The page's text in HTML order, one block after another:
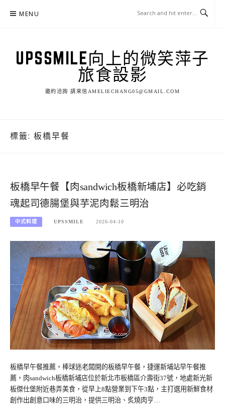
MENU
UPSSMILE向上的微笑萍子
旅食設影
邀約洽詢 請來信AMELIECHANG05@GMAIL.COM
標籤: 板橋早餐
板橋早午餐【肉sandwich板橋新埔店】必吃銷
魂起司德腸堡與芋泥肉鬆三明治
中式料理 UPSSMILE 2026-04-10
板橋早午餐推薦，棒球迷老闆開的板橋早午餐，捷運新埔站早午餐推
薦，肉sandwich板橋新埔店位於新北市板橋區介壽街37號，地處新光新
板傑仕堡附近巷弄美食，從早上8點營業到下午3點，主打選用新鮮食材
創作出創意口味的三明治，提供三明治、炙燒肉亨…